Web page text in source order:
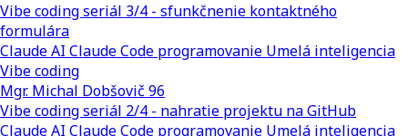
Vibe coding seriál 3/4 - sfunkčnenie kontaktného
formulára
Claude AI Claude Code programovanie Umelá inteligencia
Vibe coding
Mgr. Michal Dobšovič 96
Vibe coding seriál 2/4 - nahratie projektu na GitHub
Claude AI Claude Code programovanie Umelá inteligencia